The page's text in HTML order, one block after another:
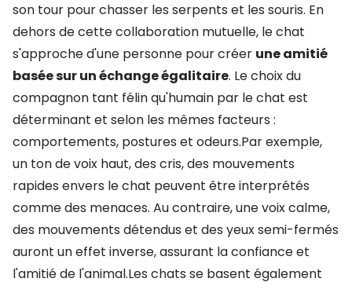
son tour pour chasser les serpents et les souris. En
dehors de cette collaboration mutuelle, le chat
s'approche d'une personne pour créer une amitié
basée sur un échange égalitaire. Le choix du
compagnon tant félin qu'humain par le chat est
déterminant et selon les mêmes facteurs :
comportements, postures et odeurs.Par exemple,
un ton de voix haut, des cris, des mouvements
rapides envers le chat peuvent être interprétés
comme des menaces. Au contraire, une voix calme,
des mouvements détendus et des yeux semi-fermés
auront un effet inverse, assurant la confiance et
l'amitié de l'animal.Les chats se basent également